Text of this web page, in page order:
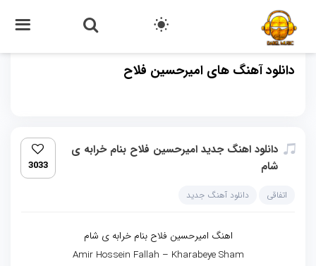
دانلود آهنگ های امیرحسین فلاح
دانلود اهنگ جدید امیرحسین فلاح بنام خرابه ی
شام
3033
اتفاقی دانلود آهنگ جدید
اهنگ امیرحسین فلاح بنام خرابه ی شام
Amir Hossein Fallah – Kharabeye Sham